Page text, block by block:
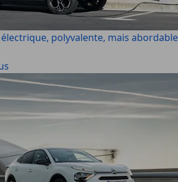
électrique, polyvalente, mais abordable